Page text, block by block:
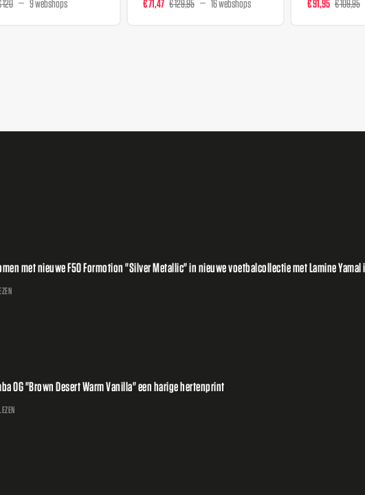
120 9 webshops € 71,47 € 129,95 16 webshops € 91,95 € 109,95
met nieuwe F50 Formotion "Silver Metallic" in nieuwe voetbalcollectie met Lamine
OG "Brown Desert Warm Vanilla" een harige hertenprint